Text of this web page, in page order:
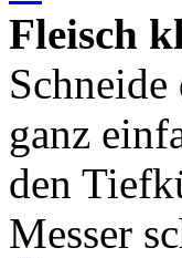
Fleisch
ganz
den
Messer